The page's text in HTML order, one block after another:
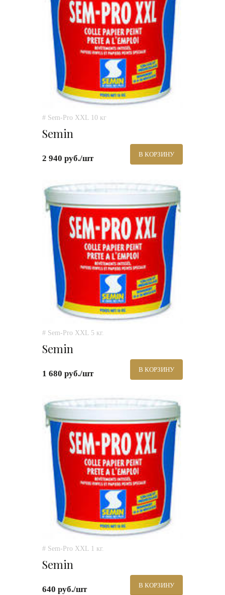
# Sem-Pro XXL 10 кг
Semin
2 940 руб./шт В КОРЗИНУ
# Sem-Pro XXL 5 кг.
Semin
1 680 руб./шт В КОРЗИНУ
# Sem-Pro XXL 1 кг.
Semin
640 руб./шт В КОРЗИНУ